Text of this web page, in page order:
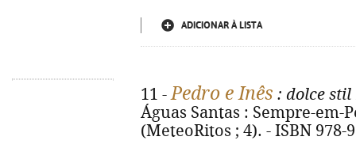
ADICIONAR À LISTA
11 -Pedro e Inês : dolce stil
Águas Santas : Sempre-em-
(MeteoRitos ; 4). - ISBN 978-